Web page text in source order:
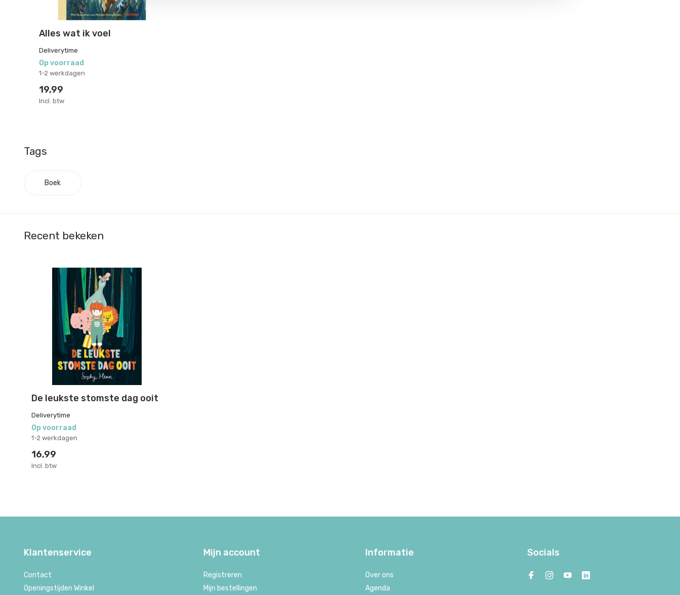
Alles wat ik voel
Deliverytime
Op voorraad
1-2 werkdagen
19,99
Incl. btw
Tags
Boek
Recent bekeken
De leukste stomste dag ooit
Deliverytime
Op voorraad
1-2 werkdagen
16,99
Incl. btw
Klantenservice
Contact
Openingstijden Winkel
Mijn account
Registreren
Mijn bestellingen
Informatie
Over ons
Agenda
Socials